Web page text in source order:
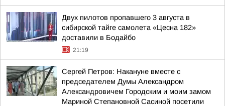
Двух пилотов пропавшего 3 августа в
сибирской тайге самолета «Цесна 182»
доставили в Бодайбо
21:19
Сергей Петров: Накануне вместе с
председателем Думы Александром
Александровичем Городским и моим замом
Мариной Степановной Сасиной посетили